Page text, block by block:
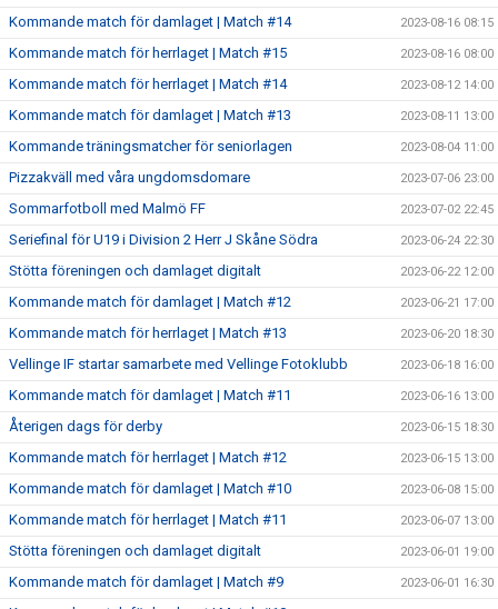
Kommande match för damlaget | Match #14 2023-08-16 08:15
Kommande match för herrlaget | Match #15 2023-08-16 08:00
Kommande match för herrlaget | Match #14 2023-08-12 14:00
Kommande match för damlaget | Match #13 2023-08-11 13:00
Kommande träningsmatcher för seniorlagen 2023-08-04 11:00
Pizzakväll med våra ungdomsdomare 2023-07-06 23:00
Sommarfotboll med Malmö FF 2023-07-02 22:45
Seriefinal för U19 i Division 2 Herr J Skåne Södra 2023-06-24 22:30
Stötta föreningen och damlaget digitalt 2023-06-22 12:00
Kommande match för damlaget | Match #12 2023-06-21 17:00
Kommande match för herrlaget | Match #13 2023-06-20 18:30
Vellinge IF startar samarbete med Vellinge Fotoklubb 2023-06-18 16:00
Kommande match för damlaget | Match #11 2023-06-16 13:00
Återigen dags för derby 2023-06-15 18:30
Kommande match för herrlaget | Match #12 2023-06-15 13:00
Kommande match för damlaget | Match #10 2023-06-08 15:00
Kommande match för herrlaget | Match #11 2023-06-07 13:00
Stötta föreningen och damlaget digitalt 2023-06-01 19:00
Kommande match för damlaget | Match #9 2023-06-01 16:30